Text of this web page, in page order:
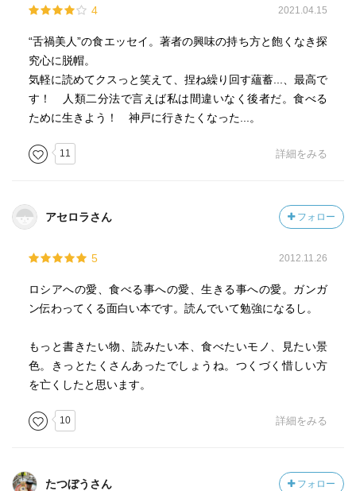
4 2021.04.15
“舌禍美人”の食エッセイ。著者の興味の持ち方と飽くなき探
究心に脱帽。
気軽に読めてクスっと笑えて、捏ね繰り回す蘊蓄...、最高で
す！ 人類二分法で言えば私は間違いなく後者だ。食べる
ために生きよう！ 神戸に行きたくなった...。
11 詳細をみる
アセロラさん フォロー
5 2012.11.26
ロシアへの愛、食べる事への愛、生きる事への愛。ガンガ
ン伝わってくる面白い本です。読んでいて勉強になるし。
もっと書きたい物、読みたい本、食べたいモノ、見たい景
色。きっとたくさんあったでしょうね。つくづく惜しい方
を亡くしたと思います。
10 詳細をみる
たつぼうさん フォロー